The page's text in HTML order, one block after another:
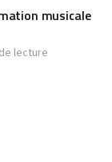
musicale
lecture